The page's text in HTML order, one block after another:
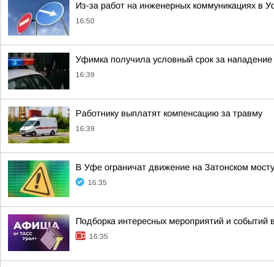
Из-за работ на инженерных коммуникациях в
16:50
Уфимка получила условный срок за нападение
16:39
Работнику выплатят компенсацию за травму
16:39
В Уфе ограничат движение на Затонском мосту
16:35
Подборка интересных мероприятий и
16:35